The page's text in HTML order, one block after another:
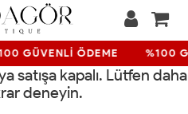
GÜVENLİ ÖDEME %100
satışa kapalı. Lütfen daha
deneyin.